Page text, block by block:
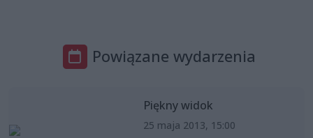
Powiązane wydarzenia
Piękny widok
25 maja 2013, 15:00